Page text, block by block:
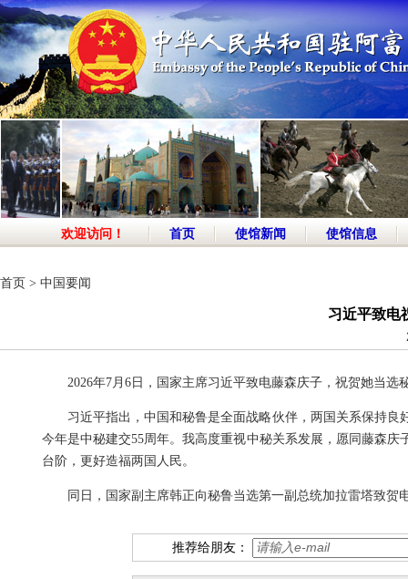
欢迎访问！ 首页 使馆新闻 使馆信息
首页 > 中国要闻
习近平致电
2026年7月6日，国家主席习近平致电藤森庆子，祝贺她当选
习近平指出，中国和秘鲁是全面战略伙伴，两国关系保持
今年是中秘建交55周年。我高度重视中秘关系发展，愿同藤森
台阶，更好造福两国人民。
同日，国家副主席韩正向秘鲁当选第一副总统加拉雷塔致贺
推荐给朋友：